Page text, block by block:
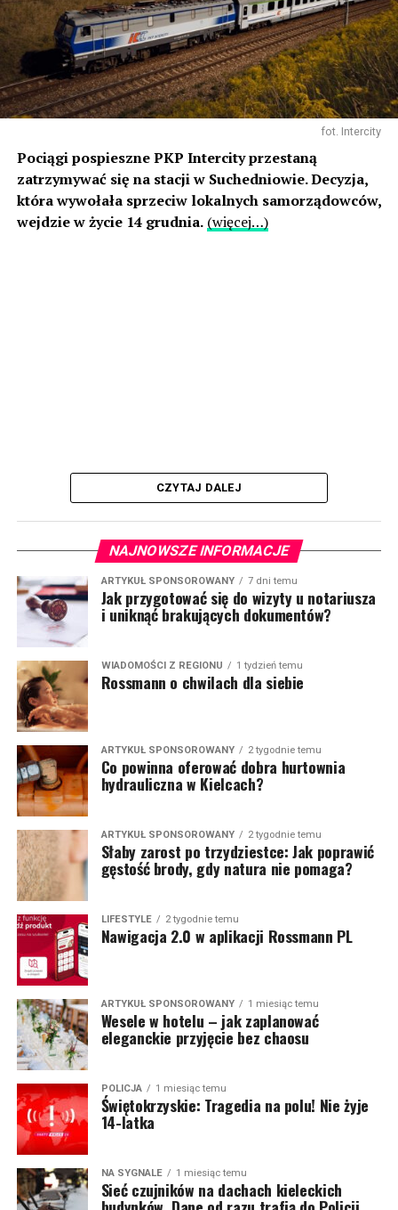
fot. Intercity
Pociągi pospieszne PKP Intercity przestaną
zatrzymywać się na stacji w Suchedniowie. Decyzja,
która wywołała sprzeciw lokalnych samorządowców,
wejdzie w życie 14 grudnia. (więcej…)
CZYTAJ DALEJ
NAJNOWSZE INFORMACJE
ARTYKUŁ SPONSOROWANY 7 dni temu
Jak przygotować się do wizyty u notariusza
i uniknąć brakujących dokumentów?
WIADOMOŚCI Z REGIONU 1 tydzień temu
Rossmann o chwilach dla siebie
ARTYKUŁ SPONSOROWANY 2 tygodnie temu
Co powinna oferować dobra hurtownia
hydrauliczna w Kielcach?
ARTYKUŁ SPONSOROWANY 2 tygodnie temu
Słaby zarost po trzydziestce: Jak poprawić
gęstość brody, gdy natura nie pomaga?
LIFESTYLE 2 tygodnie temu
Nawigacja 2.0 w aplikacji Rossmann PL
ARTYKUŁ SPONSOROWANY 1 miesiąc temu
Wesele w hotelu – jak zaplanować
eleganckie przyjęcie bez chaosu
POLICJA 1 miesiąc temu
Świętokrzyskie: Tragedia na polu! Nie żyje
14-latka
NA SYGNALE 1 miesiąc temu
Sieć czujników na dachach kieleckich